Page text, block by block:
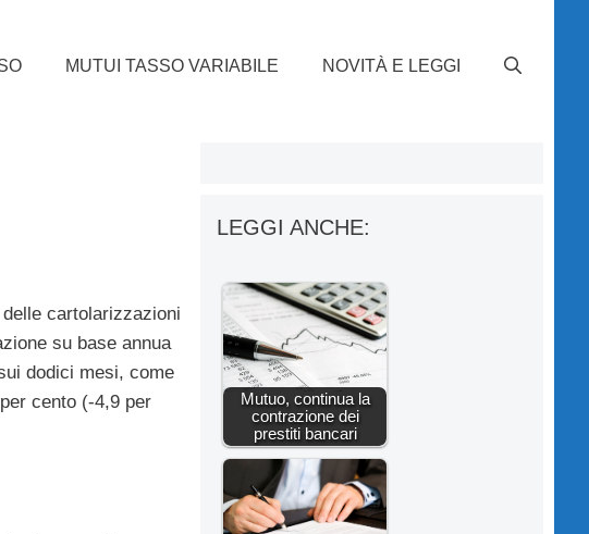
MUTUI TASSO VARIABILE NOVITÀ E LEGGI
cartolarizzazioni
su base annua
dodici mesi, come
cento (-4,9 per
LEGGI ANCHE:
Mutuo, continua la
contrazione dei
prestiti bancari